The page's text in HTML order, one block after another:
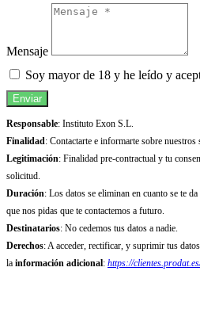
Mensaje
Soy mayor de 18 y he leído y
Enviar
Responsable: Instituto Exon S.L.
Finalidad: Contactarte e informarte sobre nuestros
Legitimación: Finalidad pre-contractual y tu
solicitud.
Duración: Los datos se eliminan en cuanto se te
que nos pidas que te contactemos a futuro.
Destinatarios: No cedemos tus datos a nadie.
Derechos: A acceder, rectificar, y suprimir tus
la información adicional: https://